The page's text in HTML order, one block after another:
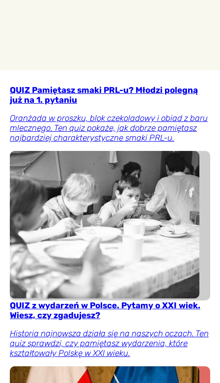
QUIZ Pamiętasz smaki PRL-u? Młodzi polegną
już na 1. pytaniu
Oranżada w proszku, blok czekoladowy i obiad z baru
mlecznego. Ten quiz pokaże, jak dobrze pamiętasz
najbardziej charakterystyczne smaki PRL-u.
QUIZ z wydarzeń w Polsce. Pytamy o XXI wiek.
Wiesz, czy zgadujesz?
Historia najnowsza działa się na naszych oczach. Ten
quiz sprawdzi, czy pamiętasz wydarzenia, które
kształtowały Polskę w XXI wieku.